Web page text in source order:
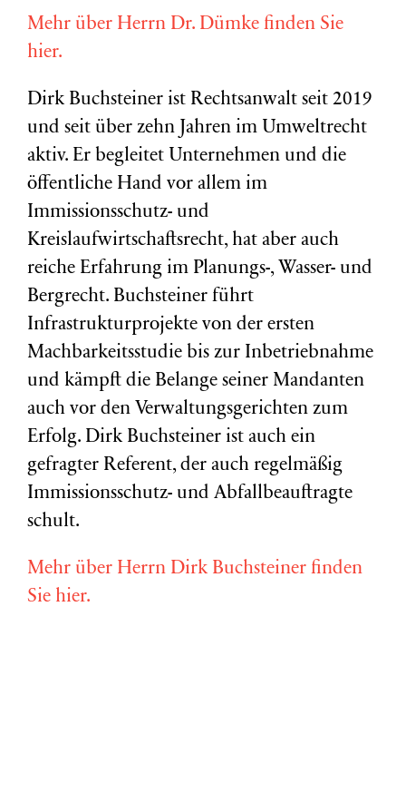
Mehr über Herrn Dr. Dümke finden Sie
hier.
Dirk Buchsteiner ist Rechtsanwalt seit 2019
und seit über zehn Jahren im Umweltrecht
aktiv. Er begleitet Unternehmen und die
öffentliche Hand vor allem im
Immissionsschutz- und
Kreislaufwirtschaftsrecht, hat aber auch
reiche Erfahrung im Planungs-, Wasser- und
Bergrecht. Buchsteiner führt
Infrastrukturprojekte von der ersten
Machbarkeitsstudie bis zur Inbetriebnahme
und kämpft die Belange seiner Mandanten
auch vor den Verwaltungsgerichten zum
Erfolg. Dirk Buchsteiner ist auch ein
gefragter Referent, der auch regelmäßig
Immissionsschutz- und Abfallbeauftragte
schult.
Mehr über Herrn Dirk Buchsteiner finden
Sie hier.